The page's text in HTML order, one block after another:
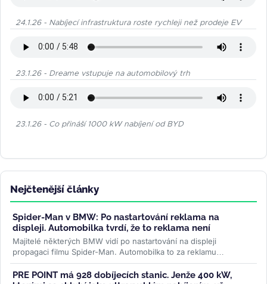
24.1.26 - Nabíjecí infrastruktura roste rychleji než prodeje EV
23.1.26 - Dreame vstupuje na automobilový trh
23.1.26 - Co přináší 1000 kW nabíjení od BYD
Nejčtenější články
Spider-Man v BMW: Po nastartování reklama na
displeji. Automobilka tvrdí, že to reklama není
Majitelé některých BMW vidí po nastartování na displeji
propagaci filmu Spider-Man. Automobilka to za reklamu
nepovažuje, řidiči ale mluví...>>
PRE POINT má 928 dobíjecích stanic. Jenže 400 kW,